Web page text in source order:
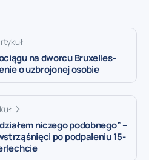
na dworcu Bruxelles-
o uzbrojonej osobie
niczego podobnego” –
po podpaleniu 15-